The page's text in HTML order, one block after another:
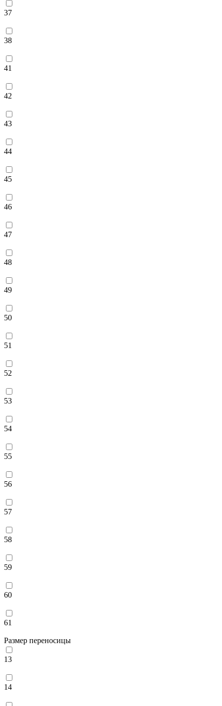
37
38
41
42
43
44
45
46
47
48
49
50
51
52
53
54
55
56
57
58
59
60
61
Размер переносицы
13
14